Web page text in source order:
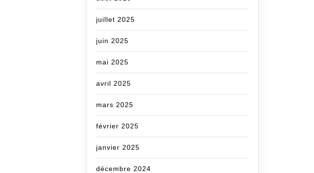
juillet 2025
juin 2025
mai 2025
avril 2025
mars 2025
février 2025
janvier 2025
décembre 2024